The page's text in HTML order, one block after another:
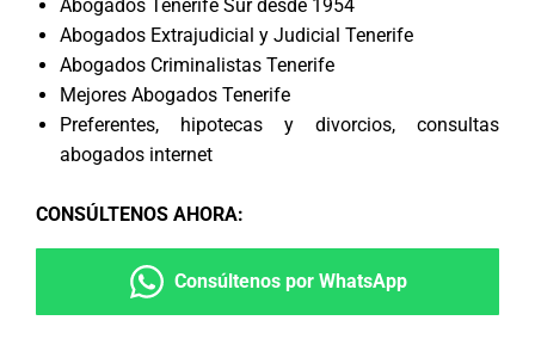
Abogados Tenerife Sur desde 1954
Abogados Extrajudicial y Judicial Tenerife
Abogados Criminalistas Tenerife
Mejores Abogados Tenerife
Preferentes, hipotecas y divorcios, consultas
abogados internet
CONSÚLTENOS AHORA:
Consúltenos por WhatsApp